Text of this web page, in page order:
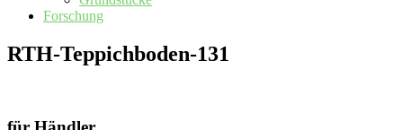
Forschung
RTH-Teppichboden-131